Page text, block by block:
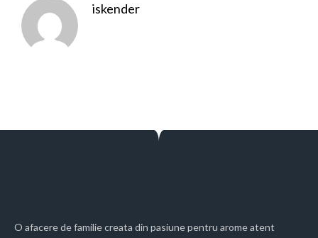
iskender
O afacere de familie creata din pasiune pentru arome atent